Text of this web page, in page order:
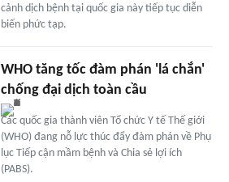
cảnh dịch bệnh tại quốc gia này tiếp tục diễn
biến phức tạp.
WHO tăng tốc đàm phán 'lá chắn'
chống đại dịch toàn cầu
Các quốc gia thành viên Tổ chức Y tế Thế giới
(WHO) đang nỗ lực thúc đẩy đàm phán về Phụ
lục Tiếp cận mầm bệnh và Chia sẻ lợi ích
(PABS).